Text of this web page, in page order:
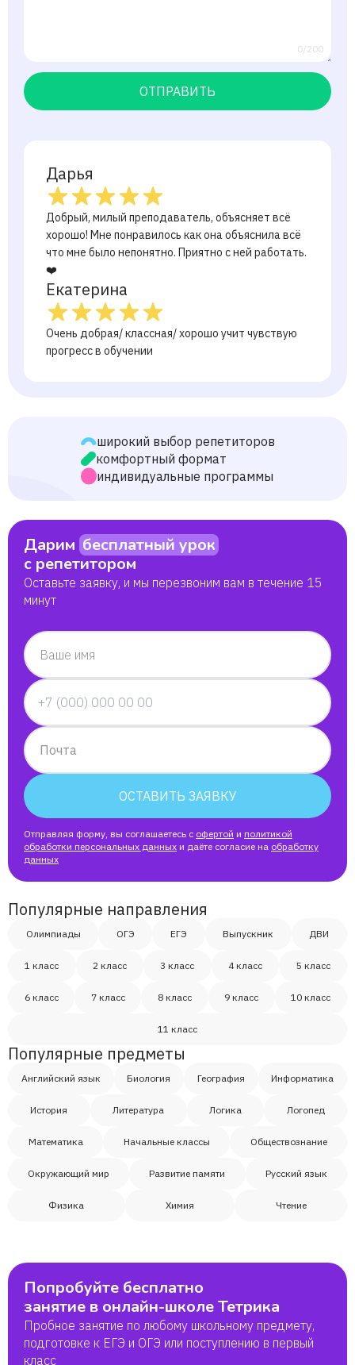
0/200
ОТПРАВИТЬ
Дарья
Добрый, милый преподаватель, объясняет всё
хорошо! Мне понравилось как она объяснила всё
что мне было непонятно. Приятно с ней работать.
❤️
Екатерина
Очень добрая/ классная/ хорошо учит чувствую
прогресс в обучении
широкий выбор репетиторов
комфортный формат
индивидуальные программы
Дарим бесплатный урок
с репетитором
Оставьте заявку, и мы перезвоним вам в течение 15
минут
Ваше имя
Почта
ОСТАВИТЬ ЗАЯВКУ
Отправляя форму, вы соглашаетесь с офертой и политикой
обработки персональных данных и даёте согласие на обработку
данных
Популярные направления
Олимпиады ОГЭ ЕГЭ Выпускник ДВИ
1 класс 2 класс 3 класс 4 класс 5 класс
6 класс 7 класс 8 класс 9 класс 10 класс
11 класс
Популярные предметы
Английский язык Биология География Информатика
История Литература Логика Логопед
Математика Начальные классы Обществознание
Окружающий мир Развитие памяти Русский язык
Физика Химия Чтение
Попробуйте бесплатно
занятие в онлайн-школе Тетрика
Пробное занятие по любому школьному предмету,
подготовке к ЕГЭ и ОГЭ или поступлению в первый
класс